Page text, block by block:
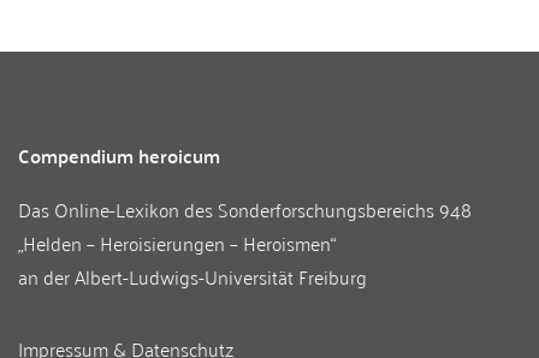
Compendium heroicum
Das Online-Lexikon desSonderforschungsbereichs 948
„Helden – Heroisierungen – Heroismen“
an derAlbert-Ludwigs-Universität Freiburg
Impressum & Datenschutz